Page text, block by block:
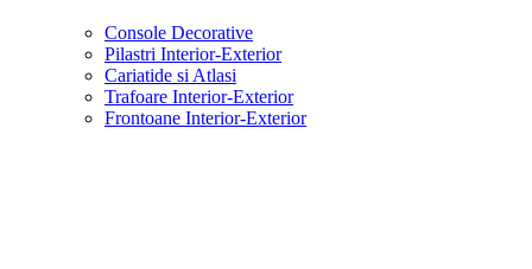
Console Decorative
Pilastri Interior-Exterior
Cariatide si Atlasi
Trafoare Interior-Exterior
Frontoane Interior-Exterior